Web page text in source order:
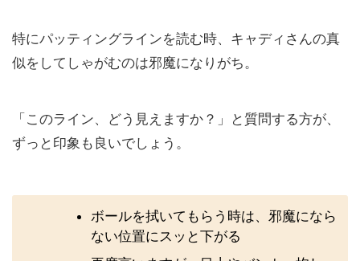
特にパッティングラインを読む時、キャディさんの真
似をしてしゃがむのは邪魔になりがち。
「このライン、どう見えますか？」と質問する方が、
ずっと印象も良いでしょう。
ボールを拭いてもらう時は、邪魔になら
ない位置にスッと下がる